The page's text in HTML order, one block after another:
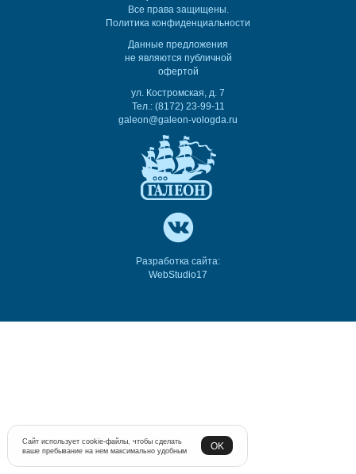
Все права защищены.
Политика конфиденциальности
Данные предложения
не являются публичной
офертой
ул. Костромская, д. 7
Тел.: (8172) 23-99-11
galeon@galeon-vologda.ru
Разработка сайта:
WebStudio17
Сайт использует cookie-файлы, чтобы сделать
ваше пребывание на нем максимально удобным
OK